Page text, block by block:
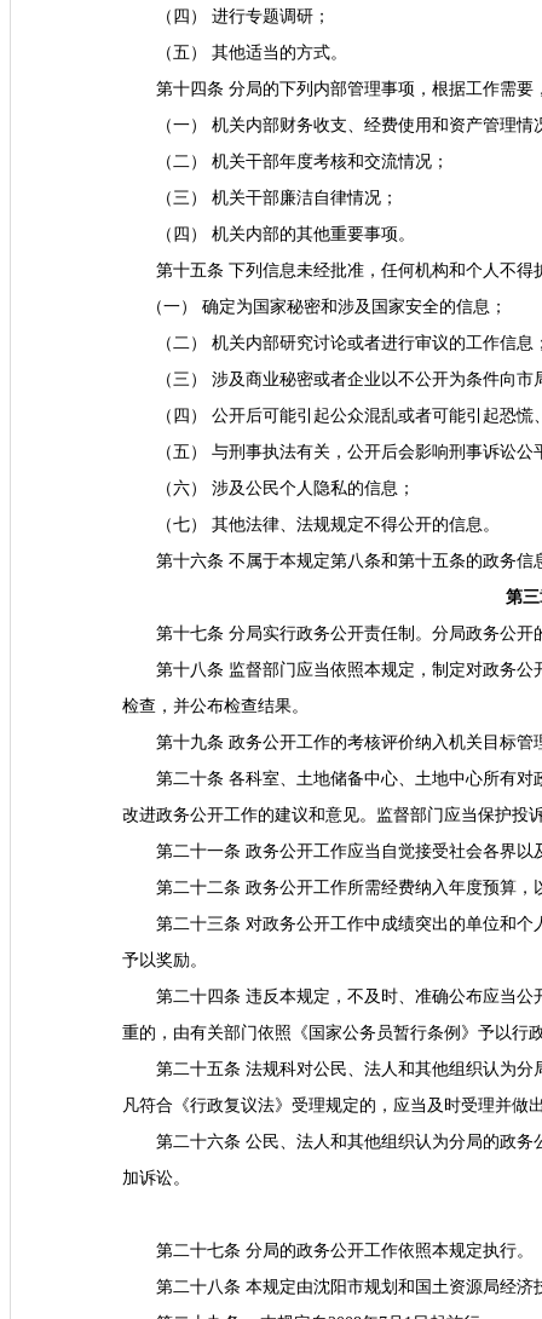
（四） 进行专题调研；
（五） 其他适当的方式。
第十四条 分局的下列内部管理事项，根据工作需
（一） 机关内部财务收支、经费使用和资产管理情
（二） 机关干部年度考核和交流情况；
（三） 机关干部廉洁自律情况；
（四） 机关内部的其他重要事项。
第十五条 下列信息未经批准，任何机构和个人不
（一） 确定为国家秘密和涉及国家安全的信息；
（二） 机关内部研究讨论或者进行审议的工作信息
（三） 涉及商业秘密或者企业以不公开为条件向市
（四） 公开后可能引起公众混乱或者可能引起恐
（五） 与刑事执法有关，公开后会影响刑事诉讼
（六） 涉及公民个人隐私的信息；
（七） 其他法律、法规规定不得公开的信息。
第十六条 不属于本规定第八条和第十五条的政务
第
第十七条 分局实行政务公开责任制。分局政务公
第十八条 监督部门应当依照本规定，制定对政务
检查，并公布检查结果。
第十九条 政务公开工作的考核评价纳入机关目标
第二十条 各科室、土地储备中心、土地中心所有
改进政务公开工作的建议和意见。监督部门应当保护投
第二十一条 政务公开工作应当自觉接受社会各界
第二十二条 政务公开工作所需经费纳入年度预算
第二十三条 对政务公开工作中成绩突出的单位和
予以奖励。
第二十四条 违反本规定，不及时、准确公布应当
重的，由有关部门依照《国家公务员暂行条例》予以行
第二十五条 法规科对公民、法人和其他组织认为
凡符合《行政复议法》受理规定的，应当及时受理并做
第二十六条 公民、法人和其他组织认为分局的政
加诉讼。
第二十七条 分局的政务公开工作依照本规定执行。
第二十八条 本规定由沈阳市规划和国土资源局经